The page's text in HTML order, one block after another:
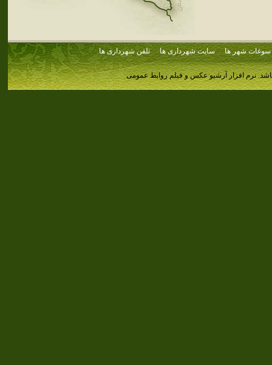
سوغات شهر ها سایت شهرداری ها تلفن شهرداری ها
نرم افزار آرشیو عکس و فیلم روابط عمومی